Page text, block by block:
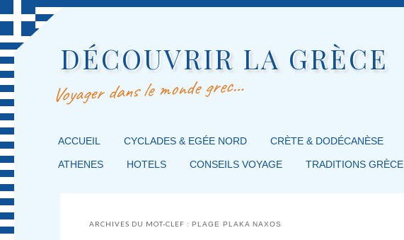
DÉCOUVRIR LA GRÈCE
Voyager dans le monde grec…
MENU PRINCIPAL
MASQUER LA NAVIGATION PRINCIPALE
MASQUER LA NAVIGATION SECONDAIRE
ACCUEIL CYCLADES & EGÉE NORD CRÈTE & DODÉCANÈSE
ATHENES HOTELS CONSEILS VOYAGE TRADITIONS GRÈCE
ARCHIVES DU MOT-CLEF :PLAGE PLAKA NAXOS